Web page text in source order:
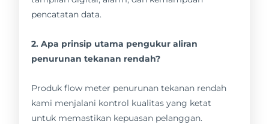
pencatatan data.
2. Apa prinsip utama pengukur aliran
penurunan tekanan rendah?
Produk flow meter penurunan tekanan rendah
kami menjalani kontrol kualitas yang ketat
untuk memastikan kepuasan pelanggan.